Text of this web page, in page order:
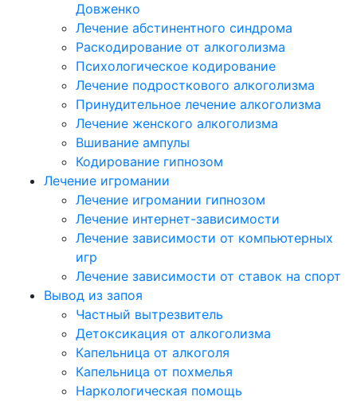
Довженко
Лечение абстинентного синдрома
Раскодирование от алкоголизма
Психологическое кодирование
Лечение подросткового алкоголизма
Принудительное лечение алкоголизма
Лечение женского алкоголизма
Вшивание ампулы
Кодирование гипнозом
Лечение игромании
Лечение игромании гипнозом
Лечение интернет-зависимости
Лечение зависимости от компьютерных
игр
Лечение зависимости от ставок на спорт
Вывод из запоя
Частный вытрезвитель
Детоксикация от алкоголизма
Капельница от алкоголя
Капельница от похмелья
Наркологическая помощь